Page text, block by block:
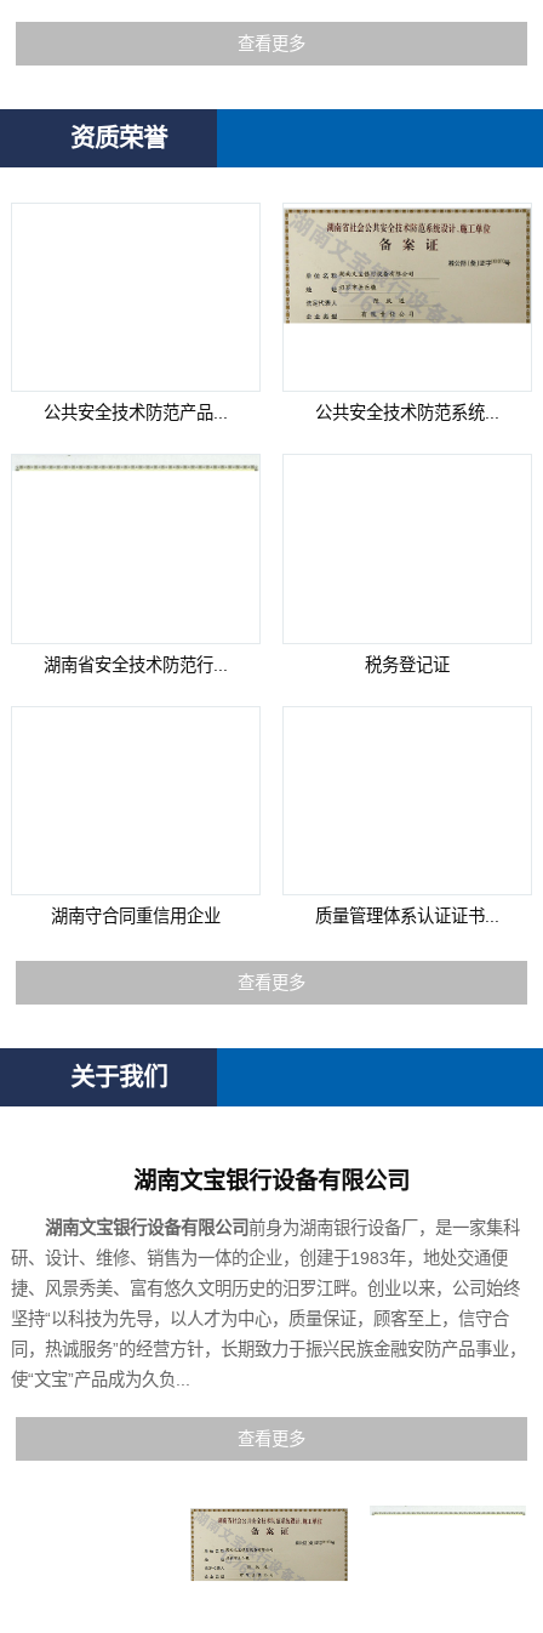
查看更多
资质荣誉
公共安全技术防范产品... 公共安全技术防范系统...
湖南省安全技术防范行... 税务登记证
湖南守合同重信用企业 质量管理体系认证证书...
查看更多
关于我们
湖南文宝银行设备有限公司
湖南文宝银行设备有限公司前身为湖南银行设备厂，是一家集科
研、设计、维修、销售为一体的企业，创建于1983年，地处交通便
捷、风景秀美、富有悠久文明历史的汨罗江畔。创业以来，公司始终
坚持“以科技为先导，以人才为中心，质量保证，顾客至上，信守合
同，热诚服务”的经营方针，长期致力于振兴民族金融安防产品事业，
使“文宝”产品成为久负...
查看更多